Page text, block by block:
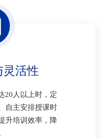
灵活性
20人以上时，定
自主安排授课时
升培训效率，降